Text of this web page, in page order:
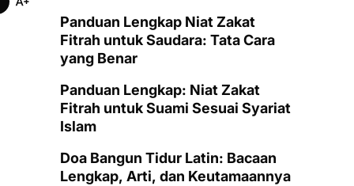
Panduan Lengkap Niat Zakat
Fitrah untuk Saudara: Tata Cara
yang Benar
Panduan Lengkap: Niat Zakat
Fitrah untuk Suami Sesuai Syariat
Islam
Doa Bangun Tidur Latin: Bacaan
Lengkap, Arti, dan Keutamaannya